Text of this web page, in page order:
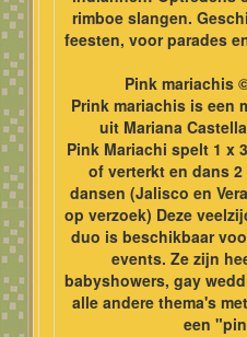
rimboe slangen.
feesten, voor parades
Pink mariachis
Prink mariachis is een
uit Mariana
Pink Mariachi spelt 1 x
of verterkt en dans
dansen (Jalisco en
op verzoek) Deze
duo is beschikbaar
events. Ze zijn
babyshowers, gay
alle andere thema's
een